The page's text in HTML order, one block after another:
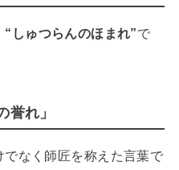
“しゅつらんのほまれ”で
誉れ」
でなく師匠を称えた言葉で